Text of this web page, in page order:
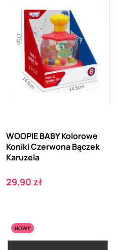
WOOPIE BABY Kolorowe
Koniki Czerwona Bączek
Karuzela
Cena
29,90 zł
NOWY